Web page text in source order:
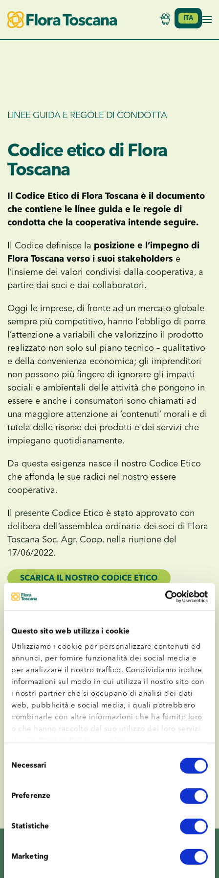
Questo sito web utilizza i cookie
Utilizziamo i cookie per personalizzare contenuti ed
annunci, per fornire funzionalità dei social media e
per analizzare il nostro traffico. Condividiamo inoltre
informazioni sul modo in cui utilizza il nostro sito con
i nostri partner che si occupano di analisi dei dati
web, pubblicità e social media, i quali potrebbero
combinarle con altre informazioni che ha fornito loro
o che hanno raccolto dal suo utilizzo dei loro servizi.
Vai allaPrivacy Policycompleta.
delNecessari
Preferenze
Statistiche
Marketing
Skip to main content ITA
LINEE GUIDA E REGOLE DI CONDOTTA
Codice etico di Flora
Toscana
Il Codice Etico di Flora Toscana è il documento
che contiene le linee guida e le regole di
condotta che la cooperativa intende seguire.
Il Codice definisce la posizione e l’impegno di
Flora Toscana verso i suoi stakeholders e
l’insieme dei valori condivisi dalla cooperativa, a
partire dai soci e dai collaboratori.
Oggi le imprese, di fronte ad un mercato globale
sempre più competitivo, hanno l’obbligo di porre
l’attenzione a variabili che valorizzino il prodotto
realizzato non solo sul piano tecnico – qualitativo
e della convenienza economica; gli imprenditori
non possono più fingere di ignorare gli impatti
sociali e ambientali delle attività che pongono in
essere e anche i consumatori sono chiamati ad
una maggiore attenzione ai ‘contenuti’ morali e di
tutela delle risorse dei prodotti e dei servizi che
impiegano quotidianamente.
Da questa esigenza nasce il nostro Codice Etico
che affonda le sue radici nel nostro essere
cooperativa.
Il presente Codice Etico è stato approvato con
delibera dell’assemblea ordinaria dei soci di Flora
Toscana Soc. Agr. Coop. nella riunione del
17/06/2022.
SCARICA IL NOSTRO CODICE ETICO